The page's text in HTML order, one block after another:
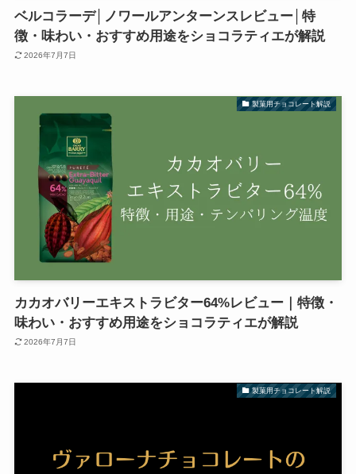
ベルコラーデ│ノワールアンターンスレビュー│特
徴・味わい・おすすめ用途をショコラティエが解説
2026年7月7日
製菓用チョコレート解説
カカオバリーエキストラビター64%レビュー｜特徴・
味わい・おすすめ用途をショコラティエが解説
2026年7月7日
製菓用チョコレート解説